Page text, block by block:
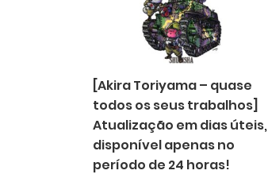
[Akira Toriyama – quase
todos os seus trabalhos]
Atualização em dias úteis,
disponível apenas no
período de 24 horas!